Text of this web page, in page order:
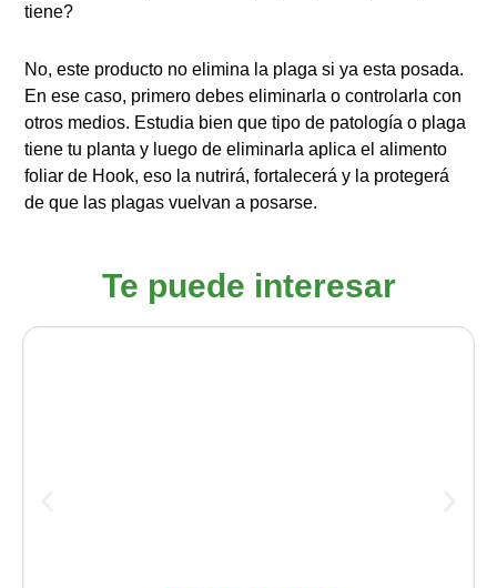
tiene?
No, este producto no elimina la plaga si ya esta posada.
En ese caso, primero debes eliminarla o controlarla con
otros medios. Estudia bien que tipo de patología o plaga
tiene tu planta y luego de eliminarla aplica el alimento
foliar de Hook, eso la nutrirá, fortalecerá y la protegerá
de que las plagas vuelvan a posarse.
Te puede interesar